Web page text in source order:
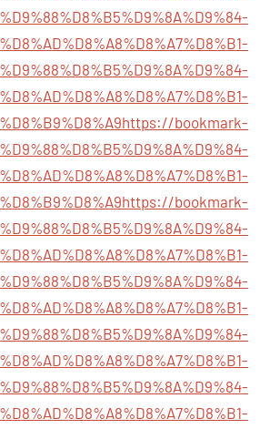
https://bookmark-
https://bookmark-